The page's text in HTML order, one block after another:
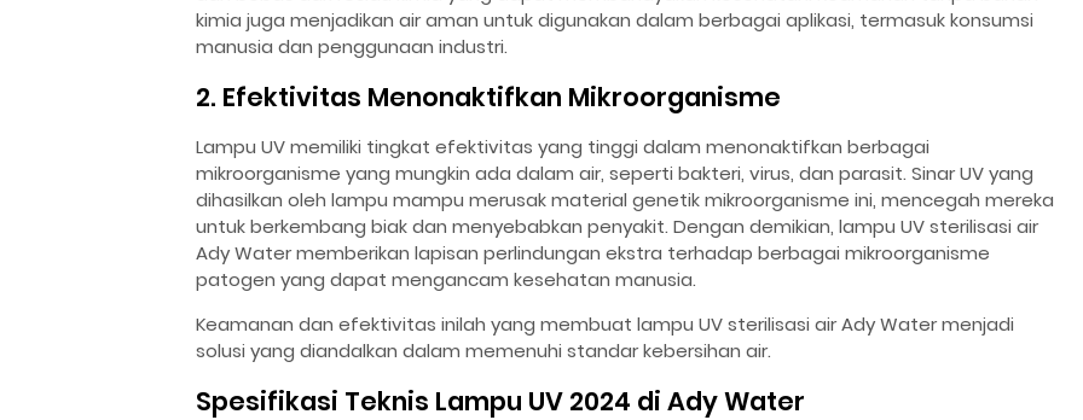
kimia juga menjadikan air aman untuk digunakan dalam berbagai aplikasi, termasuk konsumsi
manusia dan penggunaan industri.
2. Efektivitas Menonaktifkan Mikroorganisme
Lampu UV memiliki tingkat efektivitas yang tinggi dalam menonaktifkan berbagai
mikroorganisme yang mungkin ada dalam air, seperti bakteri, virus, dan parasit. Sinar UV yang
dihasilkan oleh lampu mampu merusak material genetik mikroorganisme ini, mencegah mereka
untuk berkembang biak dan menyebabkan penyakit. Dengan demikian, lampu UV sterilisasi air
Ady Water memberikan lapisan perlindungan ekstra terhadap berbagai mikroorganisme
patogen yang dapat mengancam kesehatan manusia.
Keamanan dan efektivitas inilah yang membuat lampu UV sterilisasi air Ady Water menjadi
solusi yang diandalkan dalam memenuhi standar kebersihan air.
Spesifikasi Teknis Lampu UV 2024 di Ady Water